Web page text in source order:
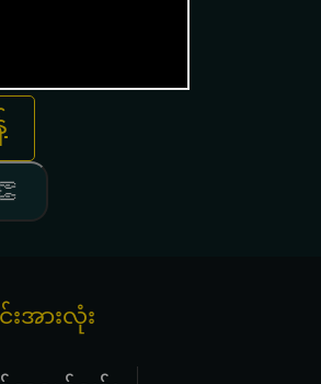
းအားလုံး